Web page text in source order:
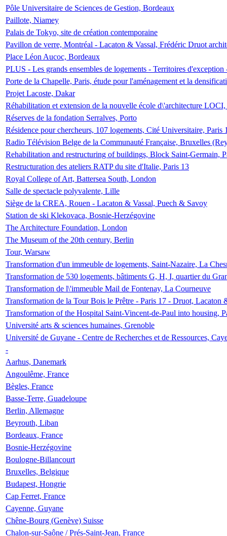
Pôle Universitaire de Sciences de Gestion, Bordeaux
Paillote, Niamey
Palais de Tokyo, site de création contemporaine
Pavillon de verre, Montréal - Lacaton & Vassal, Frédéric Druot
Place Léon Aucoc, Bordeaux
PLUS - Les grands ensembles de logements - Territoires
Porte de la Chapelle, Paris, étude pour l'aménagement et la
Projet Lacoste, Dakar
Réhabilitation et extension de la nouvelle école d\'architecture
Réserves de la fondation Serralves, Porto
Résidence pour chercheurs, 107 logements, Cité Universitaire, Paris
Radio Télévision Belge de la Communauté Française, Bruxelles
Rehabilitation and restructuring of buildings, Block Saint-Germain,
Restructuration des ateliers RATP du site d'Italie, Paris 13
Royal College of Art, Battersea South, London
Salle de spectacle polyvalente, Lille
Siège de la CREA, Rouen - Lacaton & Vassal, Puech & Savoy
Station de ski Klekovaca, Bosnie-Herzégovine
The Architecture Foundation, London
The Museum of the 20th century, Berlin
Tour, Warsaw
Transformation d'un immeuble de logements, Saint-Nazaire, La
Transformation de 530 logements, bâtiments G, H, I, quartier du
Transformation de l\'immeuble Mail de Fontenay, La Courneuve
Transformation de la Tour Bois le Prêtre - Paris 17 - Druot, Lacaton
Transformation of the Hospital Saint-Vincent-de-Paul into housing,
Université arts & sciences humaines, Grenoble
Université de Guyane - Centre de Recherches et de Ressources,
-
Aarhus, Danemark
Angoulême, France
Bègles, France
Basse-Terre, Guadeloupe
Berlin, Allemagne
Beyrouth, Liban
Bordeaux, France
Bosnie-Herzégovine
Boulogne-Billancourt
Bruxelles, Belgique
Budapest, Hongrie
Cap Ferret, France
Cayenne, Guyane
Chêne-Bourg (Genève) Suisse
Chalon-sur-Saône / Prés-Saint-Jean, France